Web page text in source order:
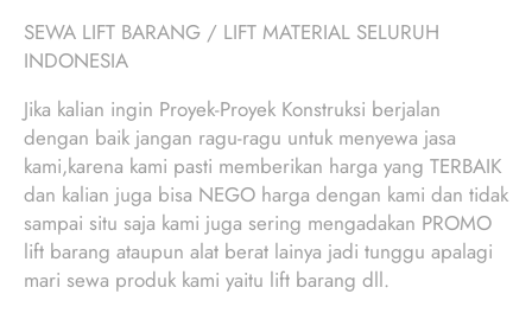
SEWA LIFT BARANG / LIFT MATERIAL SELURUH
INDONESIA
Jika kalian ingin Proyek-Proyek Konstruksi berjalan
dengan baik jangan ragu-ragu untuk menyewa jasa
kami,karena kami pasti memberikan harga yang TERBAIK
dan kalian juga bisa NEGO harga dengan kami dan tidak
sampai situ saja kami juga sering mengadakan PROMO
lift barang ataupun alat berat lainya jadi tunggu apalagi
mari sewa produk kami yaitu lift barang dll.